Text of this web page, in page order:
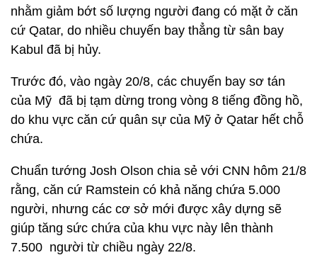
nhằm giảm bớt số lượng người đang có mặt ở căn
cứ Qatar, do nhiều chuyến bay thẳng từ sân bay
Kabul đã bị hủy.
Trước đó, vào ngày 20/8, các chuyến bay sơ tán
của Mỹ đã bị tạm dừng trong vòng 8 tiếng đồng hồ,
do khu vực căn cứ quân sự của Mỹ ở Qatar hết chỗ
chứa.
Chuẩn tướng Josh Olson chia sẻ với CNN hôm 21/8
rằng, căn cứ Ramstein có khả năng chứa 5.000
người, nhưng các cơ sở mới được xây dựng sẽ
giúp tăng sức chứa của khu vực này lên thành
7.500 người từ chiều ngày 22/8.